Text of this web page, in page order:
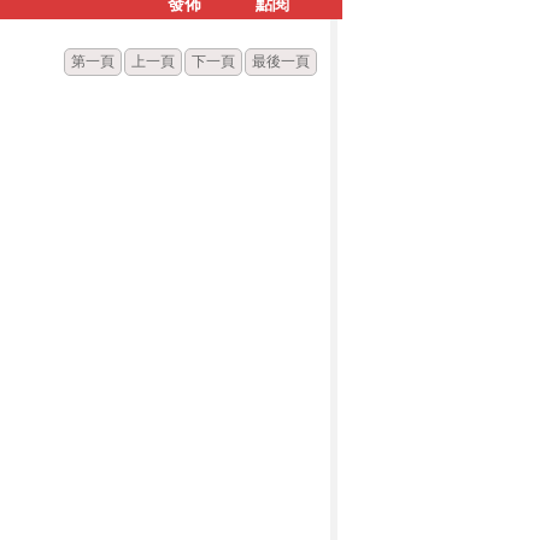
第一頁 上一頁 下一頁 最後一頁